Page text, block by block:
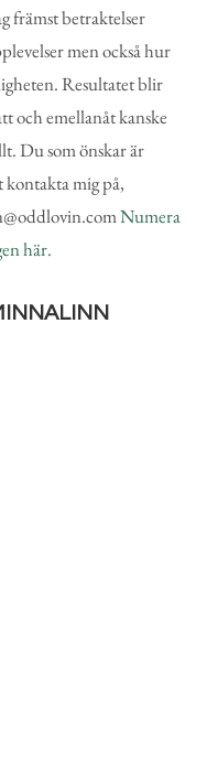
främst betraktelser
men också hur
Resultatet blir
och emellanåt kanske
Du som önskar är
mig på,
Numera
här.